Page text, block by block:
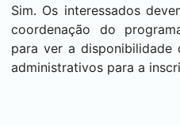
Sim. Os interessados
coordenação do
para ver a disponibilidade
administrativos para a